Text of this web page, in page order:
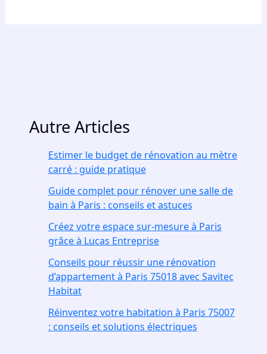
Autre Articles
Estimer le budget de rénovation au mètre
carré : guide pratique
Guide complet pour rénover une salle de
bain à Paris : conseils et astuces
Créez votre espace sur-mesure à Paris
grâce à Lucas Entreprise
Conseils pour réussir une rénovation
d’appartement à Paris 75018 avec Savitec
Habitat
Réinventez votre habitation à Paris 75007
: conseils et solutions électriques